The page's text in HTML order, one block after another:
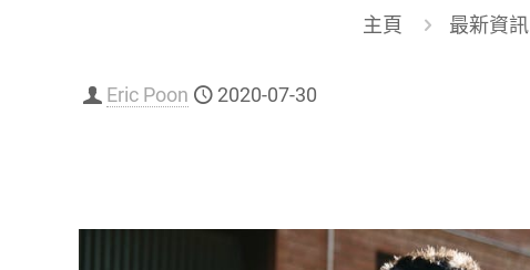
主頁 最新資訊
Eric Poon 2020-07-30